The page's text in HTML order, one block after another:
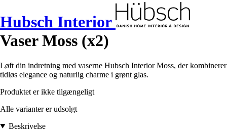
Hubsch Interior
Vaser Moss (x2)
Løft din indretning med vaserne Hubsch Interior Moss, der kombinerer
tidløs elegance og naturlig charme i grønt glas.
Produktet er ikke tilgængeligt
Alle varianter er udsolgt
Beskrivelse